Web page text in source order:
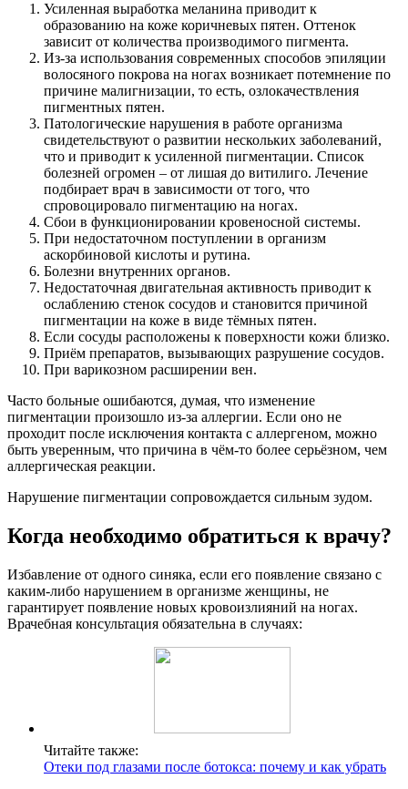
Усиленная выработка меланина приводит к
образованию на коже коричневых пятен. Оттенок
зависит от количества производимого пигмента.
Из-за использования современных способов эпиляции
волосяного покрова на ногах возникает потемнение по
причине малигнизации, то есть, озлокачествления
пигментных пятен.
Патологические нарушения в работе организма
свидетельствуют о развитии нескольких заболеваний,
что и приводит к усиленной пигментации. Список
болезней огромен – от лишая до витилиго. Лечение
подбирает врач в зависимости от того, что
спровоцировало пигментацию на ногах.
Сбои в функционировании кровеносной системы.
При недостаточном поступлении в организм
аскорбиновой кислоты и рутина.
Болезни внутренних органов.
Недостаточная двигательная активность приводит к
ослаблению стенок сосудов и становится причиной
пигментации на коже в виде тёмных пятен.
Если сосуды расположены к поверхности кожи близко.
Приём препаратов, вызывающих разрушение сосудов.
При варикозном расширении вен.
Часто больные ошибаются, думая, что изменение
пигментации произошло из-за аллергии. Если оно не
проходит после исключения контакта с аллергеном, можно
быть уверенным, что причина в чём-то более серьёзном, чем
аллергическая реакции.
Нарушение пигментации сопровождается сильным зудом.
Когда необходимо обратиться к врачу?
Избавление от одного синяка, если его появление связано с
каким-либо нарушением в организме женщины, не
гарантирует появление новых кровоизлияний на ногах.
Врачебная консультация обязательна в случаях:
Читайте также:
Отеки под глазами после ботокса: почему и как убрать